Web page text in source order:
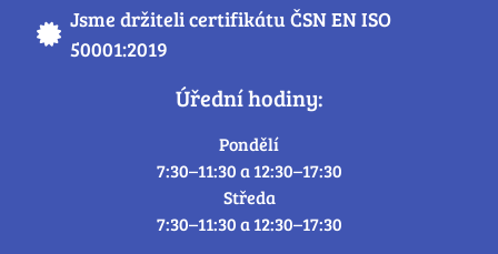
Jsme držiteli certifikátu ČSN EN ISO
50001:2019
Úřední hodiny:
Pondělí
7:30–11:30 a 12:30–17:30
Středa
7:30–11:30 a 12:30–17:30